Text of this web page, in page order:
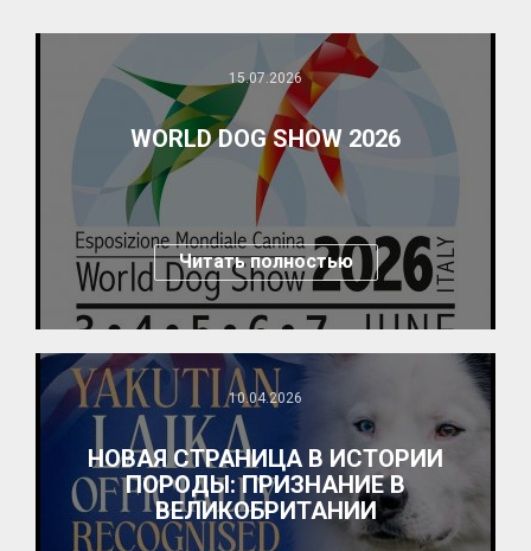
15.07.2026
WORLD DOG SHOW 2026
Читать полностью
10.04.2026
НОВАЯ СТРАНИЦА В ИСТОРИИ
ПОРОДЫ: ПРИЗНАНИЕ В
ВЕЛИКОБРИТАНИИ